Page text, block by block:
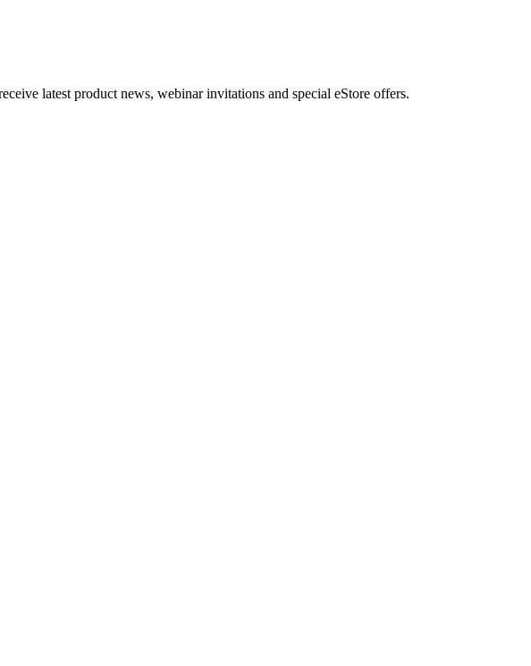
latest product news, webinar invitations and special eStore offers.